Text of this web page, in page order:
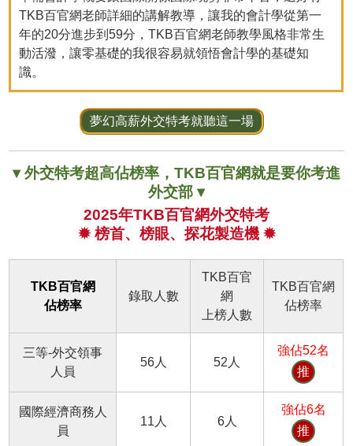
TKB百官網老師詳細的講解教導，讓我的會計學從第一
年的20分進步到59分，TKB百官網老師教學風格非常生
動活潑，讓零基礎的我很容易就領悟會計學的基礎知
識。
夢幻高薪外交特考就聽這一場
▾ 外交特考超高佔榜率，TKB百官網就是要你考進
外交部 ▾
2025年TKB百官網外交特考
✹ 榜首、榜眼、探花製造機 ✹
TKB百官網
佔榜率
錄取人數
TKB百官
網
上榜人數
TKB百官網
佔榜率
三等-外交領事
人員
56人 52人
強佔52名
推
國際經濟商務人
員
11人 6人
強佔6名
推